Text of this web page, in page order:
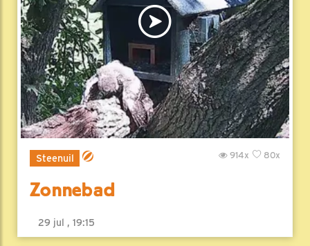
Steenuil 80x
914x
Zonnebad
29 jul , 19:15